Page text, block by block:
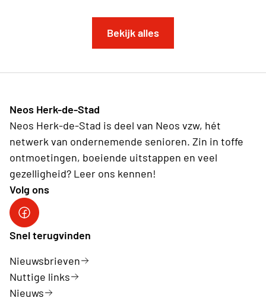
Bekijk alles
Neos Herk-de-Stad
Neos Herk-de-Stad is deel van Neos vzw, hét
netwerk van ondernemende senioren. Zin in toffe
ontmoetingen, boeiende uitstappen en veel
gezelligheid? Leer ons kennen!
Volg ons
Facebook Herk-de-Stad
Snel terugvinden
Nieuwsbrieven
Nuttige links
Nieuws